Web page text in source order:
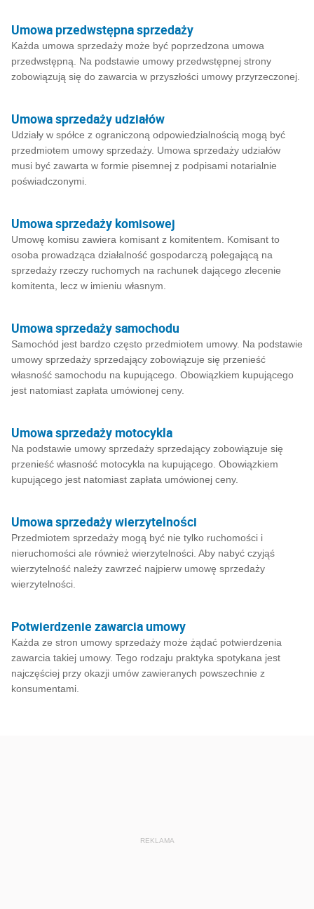
Umowa przedwstępna sprzedaży
Każda umowa sprzedaży może być poprzedzona umowa
przedwstępną. Na podstawie umowy przedwstępnej strony
zobowiązują się do zawarcia w przyszłości umowy przyrzeczonej.
Umowa sprzedaży udziałów
Udziały w spółce z ograniczoną odpowiedzialnością mogą być
przedmiotem umowy sprzedaży. Umowa sprzedaży udziałów
musi być zawarta w formie pisemnej z podpisami notarialnie
poświadczonymi.
Umowa sprzedaży komisowej
Umowę komisu zawiera komisant z komitentem. Komisant to
osoba prowadząca działalność gospodarczą polegającą na
sprzedaży rzeczy ruchomych na rachunek dającego zlecenie
komitenta, lecz w imieniu własnym.
Umowa sprzedaży samochodu
Samochód jest bardzo często przedmiotem umowy. Na podstawie
umowy sprzedaży sprzedający zobowiązuje się przenieść
własność samochodu na kupującego. Obowiązkiem kupującego
jest natomiast zapłata umówionej ceny.
Umowa sprzedaży motocykla
Na podstawie umowy sprzedaży sprzedający zobowiązuje się
przenieść własność motocykla na kupującego. Obowiązkiem
kupującego jest natomiast zapłata umówionej ceny.
Umowa sprzedaży wierzytelności
Przedmiotem sprzedaży mogą być nie tylko ruchomości i
nieruchomości ale również wierzytelności. Aby nabyć czyjąś
wierzytelność należy zawrzeć najpierw umowę sprzedaży
wierzytelności.
Potwierdzenie zawarcia umowy
Każda ze stron umowy sprzedaży może żądać potwierdzenia
zawarcia takiej umowy. Tego rodzaju praktyka spotykana jest
najczęściej przy okazji umów zawieranych powszechnie z
konsumentami.
REKLAMA